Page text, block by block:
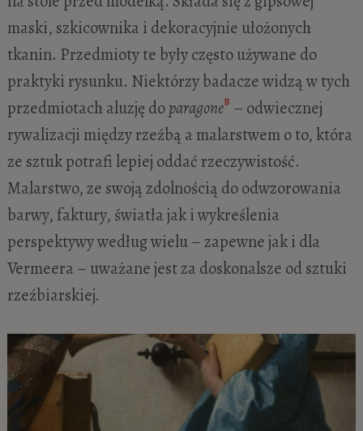
maski, szkicownika i dekoracyjnie ułożonych
tkanin. Przedmioty te były często używane do
praktyki rysunku. Niektórzy badacze widzą w tych
przedmiotach aluzję doparagone8 – odwiecznej
rywalizacji między rzeźbą a malarstwem o to, która
ze sztuk potrafi lepiej oddać rzeczywistość.
Malarstwo, ze swoją zdolnością do odwzorowania
barwy, faktury, światła jak i wykreślenia
perspektywy według wielu – zapewne jak i dla
Vermeera – uważane jest za doskonalsze od sztuki
rzeźbiarskiej.